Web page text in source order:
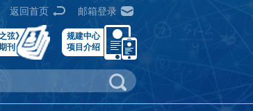
邮箱登录
返回首页
规建中心
项目介绍
弦》
刊